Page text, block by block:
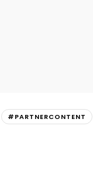
#PARTNERCONTENT